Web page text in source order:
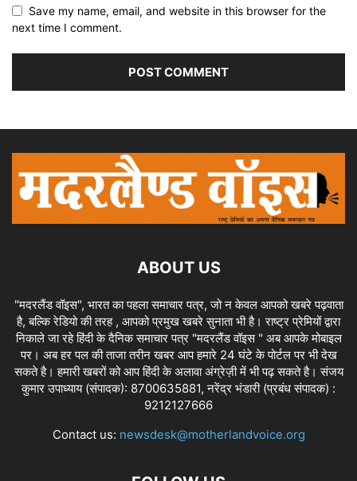
Save my name, email, and website in this browser for the
next time I comment.
ABOUT US
"मदरलैंड वॉइस", भारत का पहला समाचार पत्र, जो न केवल आपको खबरे पढ़वाता
है, बल्कि रेडियो की तरह , आपको प्रमुख खबरे सुनाता भी है। राष्ट्र प्रेमियों द्वारा
निकाले जा रहे हिंदी के दैनिक समाचार पत्र "मदरलैंड वॉइस " अब आपके मोबाइल
पर। अब हर पल की ताजा तरीन खबर आप हमारे 24 घंटे के पोर्टल पर भी देख
सकते है। हमारी खबरों को आप हिंदी के अलावा अंग्रेज़ी में भी पढ़ सकते है। संजय
कुमार उपाध्याय (संपादक): 8700635881, नरेंद्र भंडारी (प्रबंध संपादक) :
9212127666
Contact us: newsdesk@motherlandvoice.org